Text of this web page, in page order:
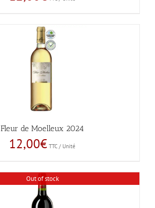
Fleur de Moelleux 2024
12,00€ TTC / Unité
Out of stock